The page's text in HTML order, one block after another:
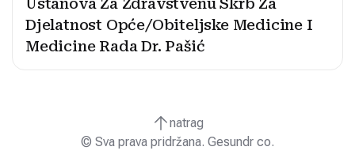
Ustanova Za Zdravstvenu Skrb Za
Djelatnost Opće/Obiteljske Medicine I
Medicine Rada Dr. Pašić
natrag
© Sva prava pridržana. Gesundr co.